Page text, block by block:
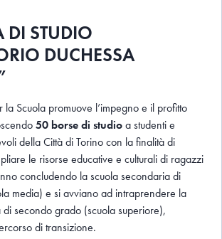
DI STUDIO
DUCHESSA
la Scuola promuove l’impegno e il profitto
50 borse di studioa studenti e
della Città di Torino con la finalità di
le risorse educative e culturali di ragazzi
concludendo la scuola secondaria di
media) e si avviano ad intraprendere la
secondo grado (scuola superiore),
di transizione.